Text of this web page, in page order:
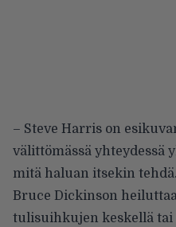
– Steve Harris on
välittömässä yhteydessä
mitä haluan itsekin
Bruce Dickinson
tulisuihkujen keskellä tai